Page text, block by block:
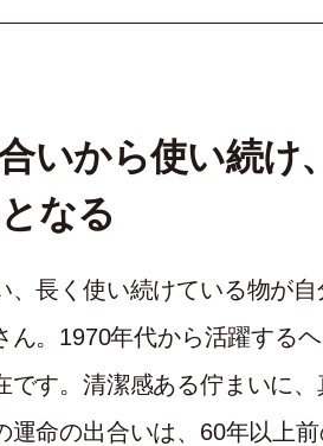
いから使い続け
なる
、長く使い続けている物が
ん。1970年代から活躍する
です。清潔感ある佇まいに
運命の出合いは、60年以上